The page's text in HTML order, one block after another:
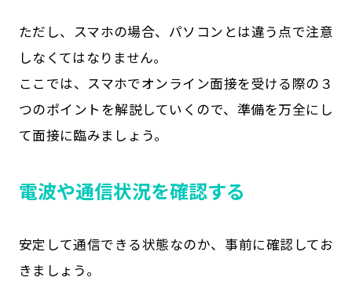
ただし、スマホの場合、パソコンとは違う点で注意
しなくてはなりません。
ここでは、スマホでオンライン面接を受ける際の３
つのポイントを解説していくので、準備を万全にし
て面接に臨みましょう。
電波や通信状況を確認する
安定して通信できる状態なのか、事前に確認してお
きましょう。